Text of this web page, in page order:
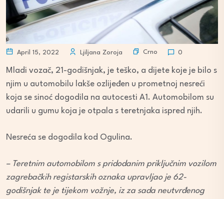
April 15, 2022 Ljiljana Zoroja Crno 0
Mladi vozač, 21-godišnjak, je teško, a dijete koje je bilo s
njim u automobilu lakše ozlijeđen u prometnoj nesreći
koja se sinoć dogodila na autocesti A1. Automobilom su
udarili u gumu koja je otpala s teretnjaka ispred njih.
Nesreća se dogodila kod Ogulina.
– Teretnim automobilom s pridodanim priključnim vozilom
zagrebačkih registarskih oznaka upravljao je 62-
godišnjak te je tijekom vožnje, iz za sada neutvrđenog